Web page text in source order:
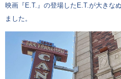
映画『E.T.』の登場したE.T.が大きな
ました。